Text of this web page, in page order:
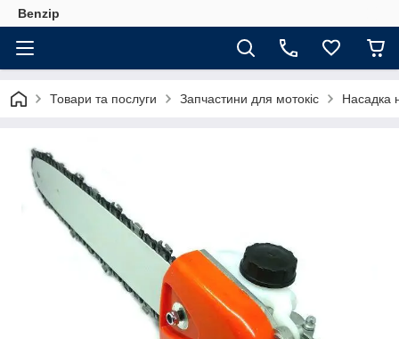
Benzip
Товари та послуги Запчастини для мотокіс Насадка